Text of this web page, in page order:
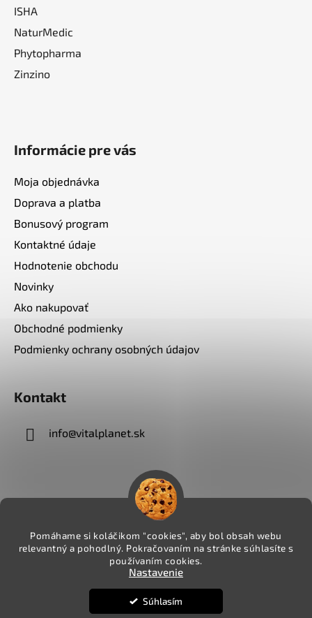
Pomáhame si koláčikom "cookies", aby bol obsah webu
relevantný a pohodlný. Pokračovaním na stránke súhlasíte s
používaním cookies.
Nastavenie
Súhlasím
ISHA
NaturMedic
Phytopharma
Zinzino
Informácie pre vás
Moja objednávka
Doprava a platba
Bonusový program
Kontaktné údaje
Hodnotenie obchodu
Novinky
Ako nakupovať
Obchodné podmienky
Podmienky ochrany osobných údajov
Kontakt
info@vitalplanet.sk
Vytvoril Shoptet